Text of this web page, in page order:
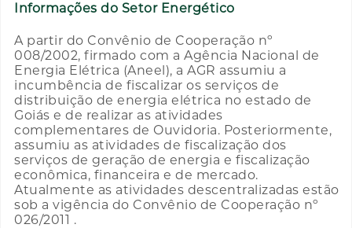
Informações do Setor Energético
A partir do Convênio de Cooperação nº
008/2002, firmado com a Agência Nacional de
Energia Elétrica (Aneel), a AGR assumiu a
incumbência de fiscalizar os serviços de
distribuição de energia elétrica no estado de
Goiás e de realizar as atividades
complementares de Ouvidoria. Posteriormente,
assumiu as atividades de fiscalização dos
serviços de geração de energia e fiscalização
econômica, financeira e de mercado.
Atualmente as atividades descentralizadas estão
sob a vigência do Convênio de Cooperação nº
026/2011 .